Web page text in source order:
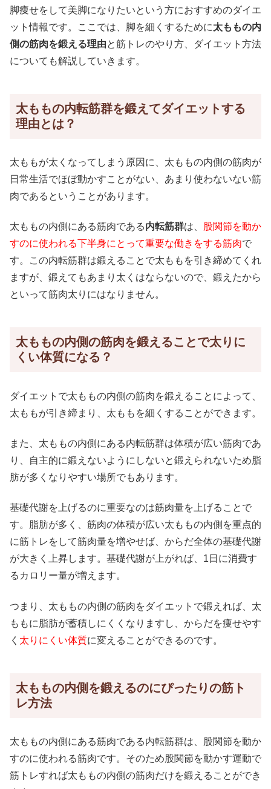
脚痩せをして美脚になりたいという方におすすめのダイエ
ット情報です。ここでは、脚を細くするために太ももの内
側の筋肉を鍛える理由と筋トレのやり方、ダイエット方法
についても解説していきます。
太ももの内転筋群を鍛えてダイエットする
理由とは？
太ももが太くなってしまう原因に、太ももの内側の筋肉が
日常生活でほぼ動かすことがない、あまり使わないない筋
肉であるということがあります。
太ももの内側にある筋肉である内転筋群は、
股関節を動か
すのに使われる下半身にとって重要な働きをする筋肉で
す。この内転筋群は鍛えることで太ももを引き締めてくれ
ますが、鍛えてもあまり太くはならないので、鍛えたから
といって筋肉太りにはなりません。
太ももの内側の筋肉を鍛えることで太りに
くい体質になる？
ダイエットで太ももの内側の筋肉を鍛えることによって、
太ももが引き締まり、太ももを細くすることができます。
また、太ももの内側にある内転筋群は体積が広い筋肉であ
り、自主的に鍛えないようにしないと鍛えられないため脂
肪が多くなりやすい場所でもあります。
基礎代謝を上げるのに重要なのは筋肉量を上げることで
す。脂肪が多く、筋肉の体積が広い太ももの内側を重点的
に筋トレをして筋肉量を増やせば、からだ全体の基礎代謝
が大きく上昇します。基礎代謝が上がれば、1日に消費す
るカロリー量が増えます。
つまり、太ももの内側の筋肉をダイエットで鍛えれば、太
ももに脂肪が蓄積しにくくなりますし、からだを痩せやす
く 太りにくい体質に変えることができるのです。
太ももの内側を鍛えるのにぴったりの筋ト
レ方法
太ももの内側にある筋肉である内転筋群は、股関節を動か
すのに使われる筋肉です。そのため股関節を動かす運動で
筋トレすれば太ももの内側の筋肉だけを鍛えることができ